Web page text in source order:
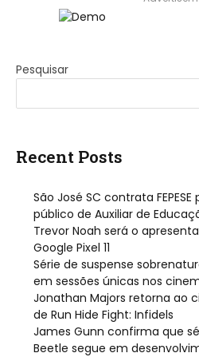
Pesquisar
Recent Posts
São José SC contrata
público de Auxiliar de
Trevor Noah será o
Google Pixel 11
Série de suspense
em sessões únicas nos
Jonathan Majors retorna ao
de Run Hide Fight: Infidels
James Gunn confirma que
Beetle segue em